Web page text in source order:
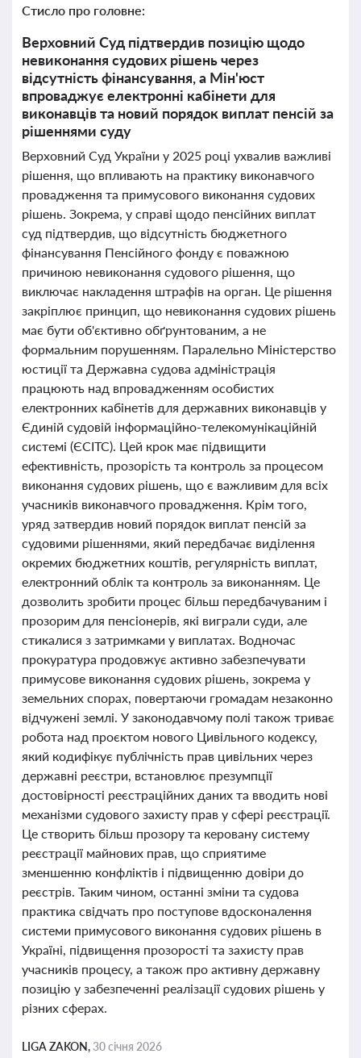
Стисло про головне:
Верховний Суд підтвердив позицію щодо
невиконання судових рішень через
відсутність фінансування, а Мін'юст
впроваджує електронні кабінети для
виконавців та новий порядок виплат пенсій за
рішеннями суду
Верховний Суд України у 2025 році ухвалив важливі
рішення, що впливають на практику виконавчого
провадження та примусового виконання судових
рішень. Зокрема, у справі щодо пенсійних виплат
суд підтвердив, що відсутність бюджетного
фінансування Пенсійного фонду є поважною
причиною невиконання судового рішення, що
виключає накладення штрафів на орган. Це рішення
закріплює принцип, що невиконання судових рішень
має бути об'єктивно обґрунтованим, а не
формальним порушенням. Паралельно Міністерство
юстиції та Державна судова адміністрація
працюють над впровадженням особистих
електронних кабінетів для державних виконавців у
Єдиній судовій інформаційно-телекомунікаційній
системі (ЄСІТС). Цей крок має підвищити
ефективність, прозорість та контроль за процесом
виконання судових рішень, що є важливим для всіх
учасників виконавчого провадження. Крім того,
уряд затвердив новий порядок виплат пенсій за
судовими рішеннями, який передбачає виділення
окремих бюджетних коштів, регулярність виплат,
електронний облік та контроль за виконанням. Це
дозволить зробити процес більш передбачуваним і
прозорим для пенсіонерів, які виграли суди, але
стикалися з затримками у виплатах. Водночас
прокуратура продовжує активно забезпечувати
примусове виконання судових рішень, зокрема у
земельних спорах, повертаючи громадам незаконно
відчужені землі. У законодавчому полі також триває
робота над проєктом нового Цивільного кодексу,
який кодифікує публічність прав цивільних через
державні реєстри, встановлює презумпції
достовірності реєстраційних даних та вводить нові
механізми судового захисту прав у сфері реєстрації.
Це створить більш прозору та керовану систему
реєстрації майнових прав, що сприятиме
зменшенню конфліктів і підвищенню довіри до
реєстрів. Таким чином, останні зміни та судова
практика свідчать про поступове вдосконалення
системи примусового виконання судових рішень в
Україні, підвищення прозорості та захисту прав
учасників процесу, а також про активну державну
позицію у забезпеченні реалізації судових рішень у
різних сферах.
LIGA ZAKON,30 січня 2026